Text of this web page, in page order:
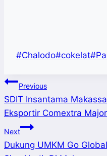
Post
#Chalodo#cokelat#
Post
navigation
Previous
SDIT Insantama
Eksportir Comextra
Next
Dukung UMKM Go